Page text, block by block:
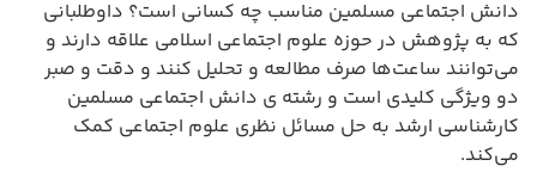
دانش اجتماعی مسلمین مناسب چه کسانی است؟ داوطلبانی
که به پژوهش در حوزه علوم اجتماعی اسلامی علاقه دارند و
می‌توانند ساعت‌ها صرف مطالعه و تحلیل کنند و دقت و صبر
دو ویژگی کلیدی است و رشته ی دانش اجتماعی مسلمین
کارشناسی ارشد به حل مسائل نظری علوم اجتماعی کمک
می‌کند.